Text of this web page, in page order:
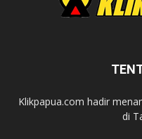
Klikpapua.com hadir
di